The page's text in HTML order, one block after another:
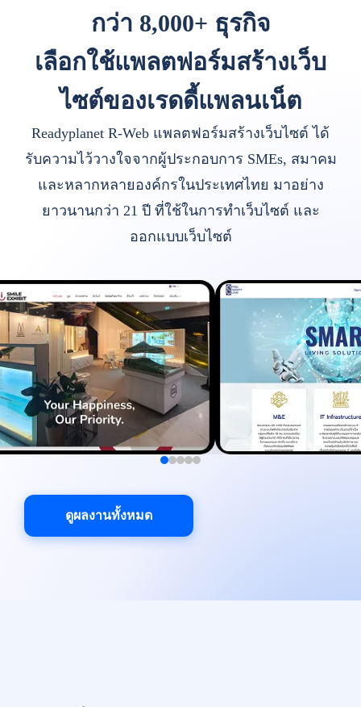
กว่า 8,000+ ธุรกิจ
เลือกใช้แพลตฟอร์มสร้างเว็บ
ไซต์ของเรดดี้แพลนเน็ต
Readyplanet R-Web แพลตฟอร์มสร้างเว็บไซต์ ได้
รับความไว้วางใจจากผู้ประกอบการ SMEs, สมาคม
และหลากหลายองค์กรในประเทศไทย มาอย่าง
ยาวนานกว่า 21 ปี ที่ใช้ในการทำเว็บไซต์ และ
ออกแบบเว็บไซต์
ดูผลงานทั้งหมด